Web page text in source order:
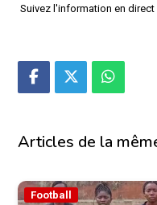
Suivez l'information en direct
Articles de la
Football